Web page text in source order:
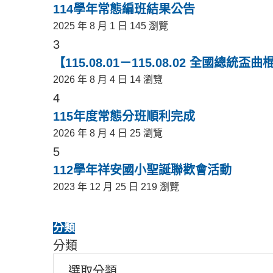
114學年常態編班結果公告
2025 年 8 月 1 日 145 瀏覽
3
【115.08.01－115.08.02 全國總統盃曲棍
2026 年 8 月 4 日 14 瀏覽
4
115年度常態分班順利完成
2026 年 8 月 4 日 25 瀏覽
5
112學年祥安國小聖誕聯歡會活動
2023 年 12 月 25 日 219 瀏覽
分類
分類